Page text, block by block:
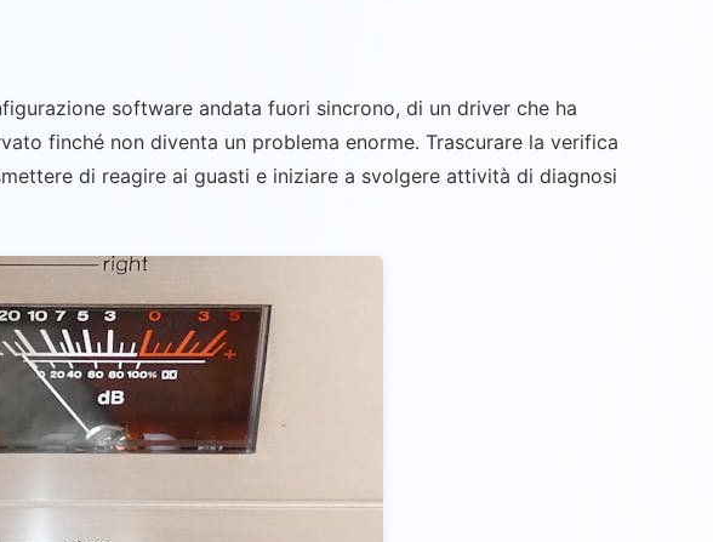
software andata fuori sincrono, di un driver che ha
finché non diventa un problema enorme. Trascurare la verifica
di reagire ai guasti e iniziare a svolgere attività di diagnosi